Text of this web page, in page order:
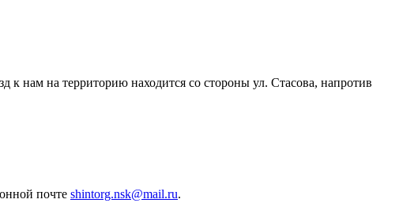
нам на территорию находится со стороны ул. Стасова, напротив
почте shintorg.nsk@mail.ru.